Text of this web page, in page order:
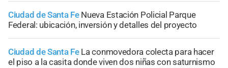
Ciudad de Santa Fe Nueva Estación Policial Parque
Federal: ubicación, inversión y detalles del proyecto
Ciudad de Santa Fe La conmovedora colecta para hacer
el piso a la casita donde viven dos niñas con saturnismo